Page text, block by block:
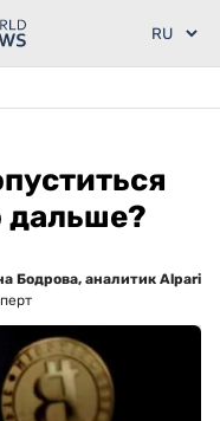
дальше?
Бодрова, аналитик Alpari